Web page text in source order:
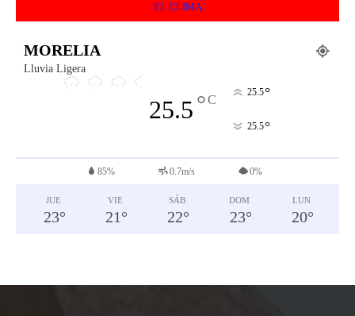
EL CLIMA
MORELIA
Lluvia Ligera
25.5°C
25.5°
25.5°
85% 0.7m/s 0%
JUE
23°
VIE
21 °
SÁB
22°
DOM
23°
LUN
20°